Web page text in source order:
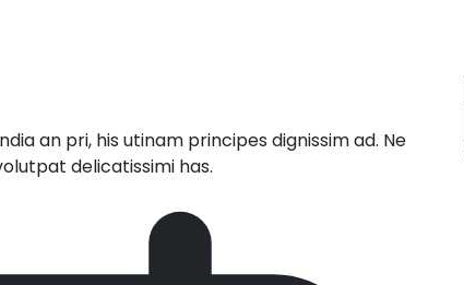
an pri, his utinam principes dignissim ad. Ne
delicatissimi has.